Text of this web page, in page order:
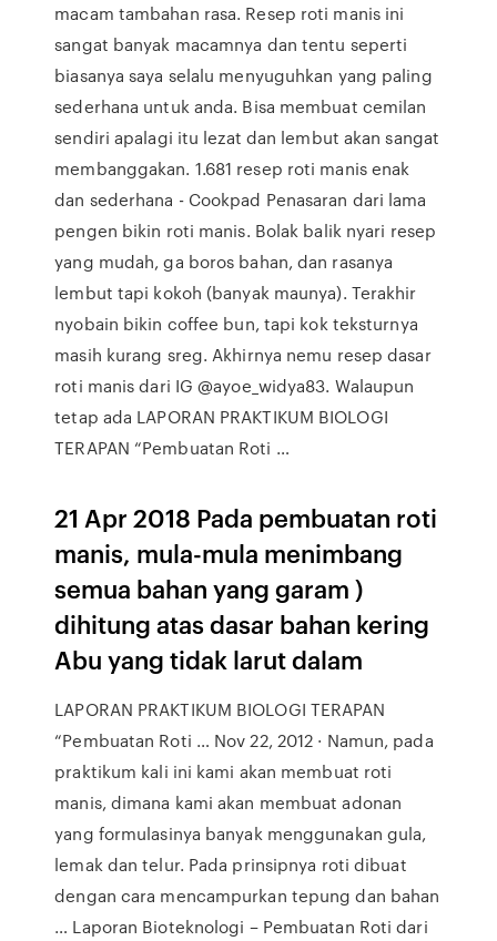
macam tambahan rasa. Resep roti manis ini
sangat banyak macamnya dan tentu seperti
biasanya saya selalu menyuguhkan yang paling
sederhana untuk anda. Bisa membuat cemilan
sendiri apalagi itu lezat dan lembut akan sangat
membanggakan. 1.681 resep roti manis enak
dan sederhana - Cookpad Penasaran dari lama
pengen bikin roti manis. Bolak balik nyari resep
yang mudah, ga boros bahan, dan rasanya
lembut tapi kokoh (banyak maunya). Terakhir
nyobain bikin coffee bun, tapi kok teksturnya
masih kurang sreg. Akhirnya nemu resep dasar
roti manis dari IG @ayoe_widya83. Walaupun
tetap ada LAPORAN PRAKTIKUM BIOLOGI
TERAPAN “Pembuatan Roti …
21 Apr 2018 Pada pembuatan roti
manis, mula-mula menimbang
semua bahan yang garam )
dihitung atas dasar bahan kering
Abu yang tidak larut dalam
LAPORAN PRAKTIKUM BIOLOGI TERAPAN
“Pembuatan Roti … Nov 22, 2012 · Namun, pada
praktikum kali ini kami akan membuat roti
manis, dimana kami akan membuat adonan
yang formulasinya banyak menggunakan gula,
lemak dan telur. Pada prinsipnya roti dibuat
dengan cara mencampurkan tepung dan bahan
… Laporan Bioteknologi – Pembuatan Roti dari